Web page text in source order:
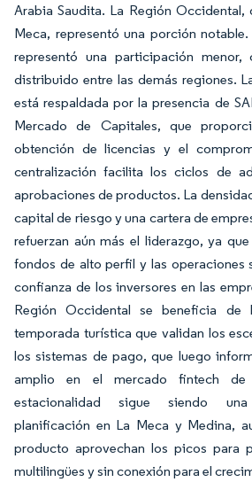
Arabia Saudita. La Región Occidental,
Meca, representó una porción
representó una participación
distribuido entre las demás regiones.
está respaldada por la presencia de
Mercado de Capitales, que
obtención de licencias y el
centralización facilita los ciclos de
aprobaciones de productos. La
capital de riesgo y una cartera de
refuerzan aún más el liderazgo, ya
fondos de alto perfil y las operaciones
confianza de los inversores en las
Región Occidental se beneficia de
temporada turística que validan los
los sistemas de pago, que luego
amplio en el mercado fintech de
estacionalidad sigue siendo
planificación en La Meca y Medina,
producto aprovechan los picos para
multilingües y sin conexión para el